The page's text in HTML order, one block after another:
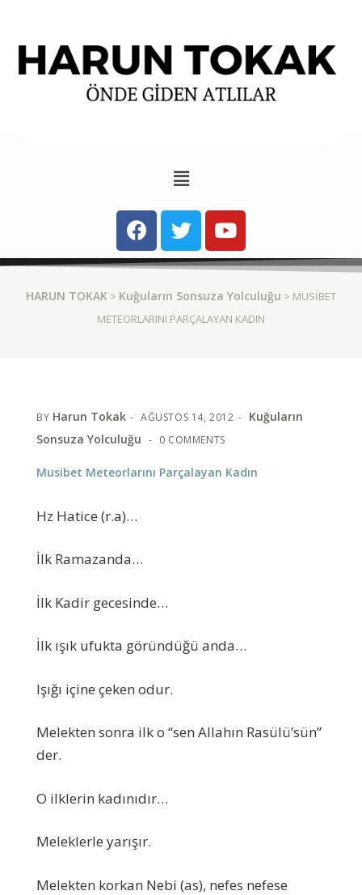
HARUN TOKAK > Kuğuların Sonsuza Yolculuğu > MUSIBET
METEORLARINI PARÇALAYAN KADIN
BY Harun Tokak AĞUSTOS 14, 2012
Kuğuların
Sonsuza Yolculuğu
0 COMMENTS
Musibet Meteorlarını Parçalayan Kadın
Hz Hatice (r.a)…
İlk Ramazanda…
İlk Kadir gecesinde…
İlk ışık ufukta göründüğü anda…
Işığı içine çeken odur.
Melekten sonra ilk o “sen Allahın Rasülü’sün”
der.
O ilklerin kadınıdır…
Meleklerle yarışır.
Melekten korkan Nebi (as), nefes nefese